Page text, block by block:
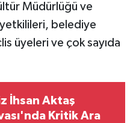
Müdürlüğü ve
belediye
üyeleri ve çok sayıda
İhsan Aktaş
Kritik Ara